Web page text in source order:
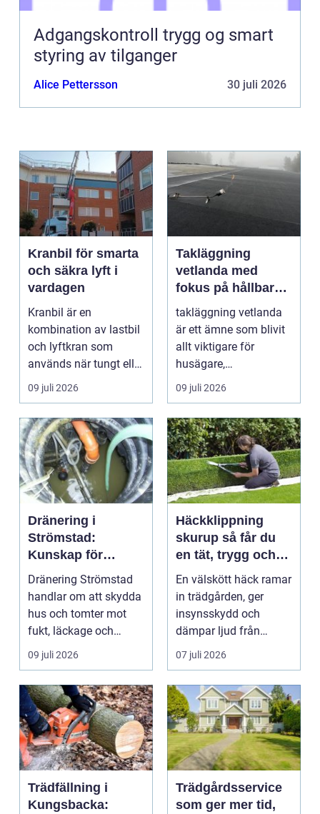
Adgangskontroll trygg og smart
styring av tilganger
Alice Pettersson 30 juli 2026
Kranbil för smarta
och säkra lyft i
vardagen
Kranbil är en
kombination av lastbil
och lyftkran som
används när tungt eller
skrymma...
09 juli 2026
Takläggning
vetlanda med
fokus på hållbara
tak och trygga hus
takläggning vetlanda
är ett ämne som blivit
allt viktigare för
husägare,
bostadsrättsföreningar
och ...
09 juli 2026
Dränering i
Strömstad:
Kunskap för
tryggare
husgrunder
Dränering Strömstad
handlar om att skydda
hus och tomter mot
fukt, läckage och
l&arin...
09 juli 2026
Häckklippning
skurup så får du
en tät, trygg och
snygg häck året
runt
En välskött häck ramar
in trädgården, ger
insynsskydd och
dämpar ljud från
vägen. Samtidigt kan
häck...
07 juli 2026
Trädfällning i
Kungsbacka:
Trädgårdsservice
som ger mer tid,